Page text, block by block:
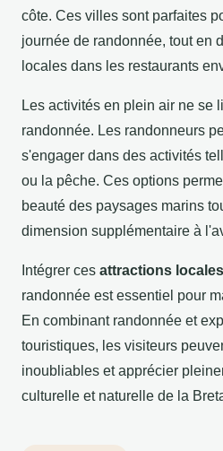
côte. Ces villes sont parfaites
journée de randonnée, tout en
locales dans les restaurants
Les activités en plein air ne se
randonnée. Les randonneurs
s'engager dans des activités
ou la pêche. Ces options
beauté des paysages marins
dimension supplémentaire à
Intégrer ces attractions locales
randonnée est essentiel pour
En combinant randonnée et
touristiques, les visiteurs
inoubliables et apprécier
culturelle et naturelle de la